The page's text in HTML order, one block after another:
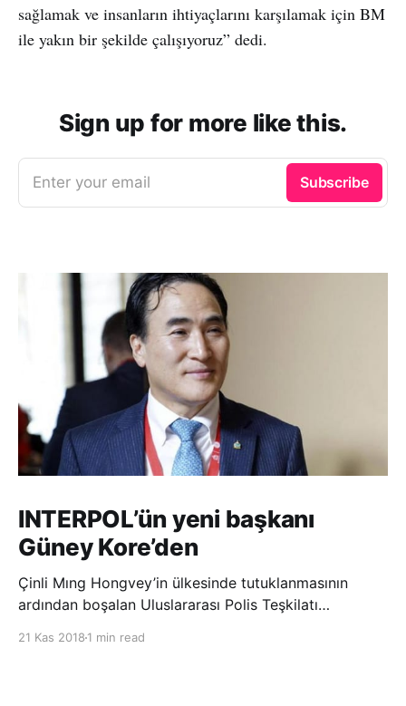
sağlamak ve insanların ihtiyaçlarını karşılamak için BM
ile yakın bir şekilde çalışıyoruz” dedi.
Sign up for more like this.
Enter your email Subscribe
INTERPOL’ün yeni başkanı
Güney Kore’den
Çinli Mıng Hongvey’in ülkesinde tutuklanmasının
ardından boşalan Uluslararası Polis Teşkilatı
21 Kas 2018 1 min read